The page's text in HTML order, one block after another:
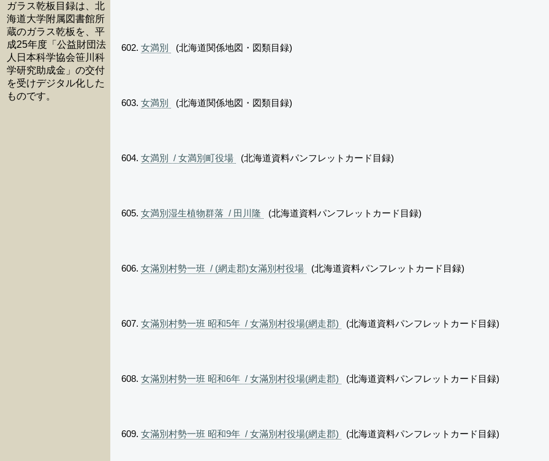
ガラス乾板目録は、北
海道大学附属図書館所
蔵のガラス乾板を、平
成25年度「公益財団法
人日本科学協会笹川科
学研究助成金」の交付
を受けデジタル化した
ものです。
女満別 (北海道関係地図・図類目録)
女満別 (北海道関係地図・図類目録)
女満別 / 女満別町役場 (北海道資料パンフレットカード目録)
女満別湿生植物群落 / 田川隆 (北海道資料パンフレットカード目録)
女滿別村勢一班 / (網走郡)女滿別村役場 (北海道資料パンフレットカード目録)
女滿別村勢一班 昭和5年 / 女滿別村役場(網走郡) (北海道資料パンフレットカード目録)
女滿別村勢一班 昭和6年 / 女滿別村役場(網走郡) (北海道資料パンフレットカード目録)
女滿別村勢一班 昭和9年 / 女滿別村役場(網走郡) (北海道資料パンフレットカード目録)